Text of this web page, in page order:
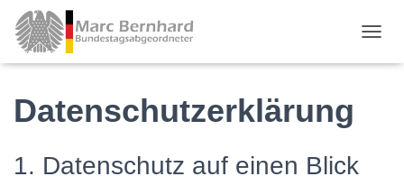
Datenschutzerklärung
1. Datenschutz auf einen Blick